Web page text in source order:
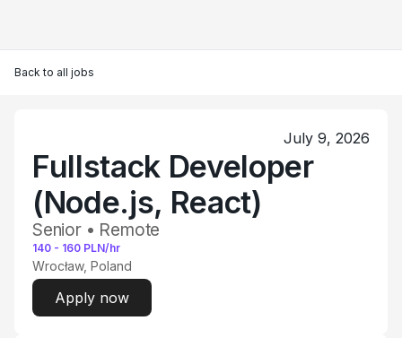
Back to all jobs
July 9, 2026
Fullstack Developer
(Node.js, React)
Senior • Remote
140 - 160 PLN/hr
Wrocław, Poland
Apply now